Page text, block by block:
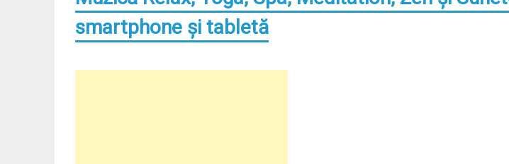
smartphone şi tabletă